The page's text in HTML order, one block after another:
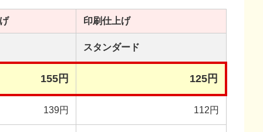
印刷仕上げ
スタンダード
155円 125円
139円 112円